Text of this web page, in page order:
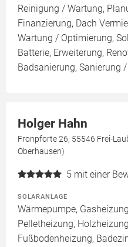
Reinigung / Wartung,
Finanzierung, Dach
Wartung / Optimierung,
Batterie, Erweiterung,
Badsanierung, Sanierung
Holger Hahn
Fronpforte 26, 55546 Frei-
Oberhausen)
5 mit einer
SOLARANLAGE
Wärmepumpe,
Pelletheizung,
Fußbodenheizung,